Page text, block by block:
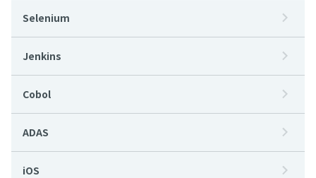
Selenium
Jenkins
Cobol
ADAS
iOS